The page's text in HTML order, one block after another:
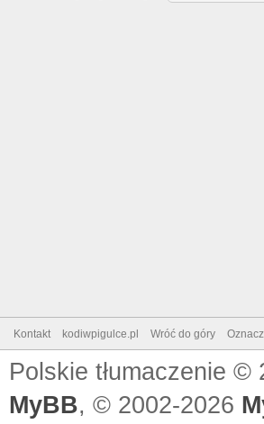
Kontakt kodiwpigulce.pl Wróć do góry
Polskie tłumaczenie ©
MyBB, © 2002-2026